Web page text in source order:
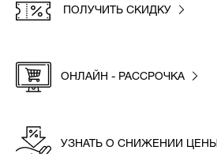
ПОЛУЧИТЬ СКИДКУ
ОНЛАЙН - РАССРОЧКА
УЗНАТЬ О СНИЖЕНИИ ЦЕНЫ